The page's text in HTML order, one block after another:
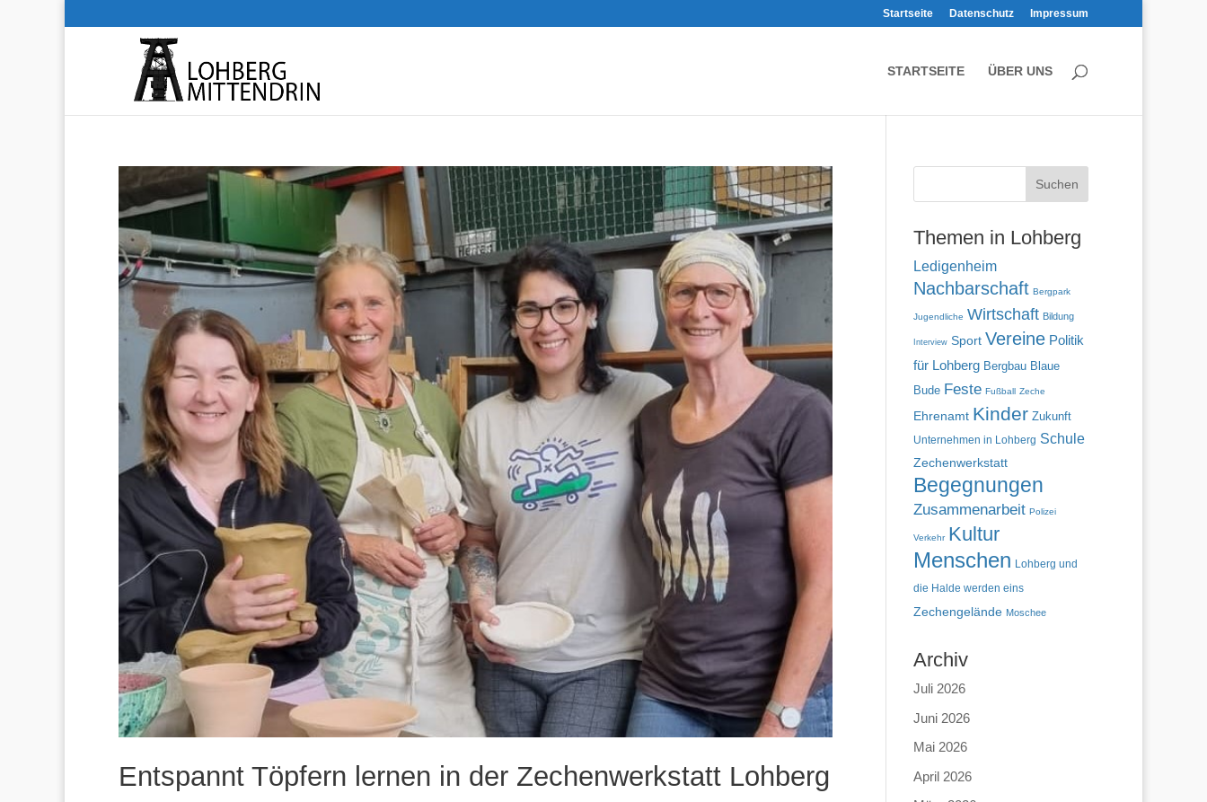
Startseite Datenschutz Impressum
STARTSEITE ÜBER UNS
Entspannt Töpfern lernen in der Zechenwerkstatt Lohberg
Themen in Lohberg
Ledigenheim
Nachbarschaft Bergpark
Jugendliche Wirtschaft Bildung
Interview Sport Vereine Politik
für Lohberg Bergbau Blaue
Bude Feste Fußball Zeche
Ehrenamt Kinder Zukunft
Unternehmen in Lohberg Schule
Zechenwerkstatt
Begegnungen
Zusammenarbeit Polizei
Verkehr Kultur
Menschen Lohberg und
die Halde werden eins
Zechengelände Moschee
Archiv
Juli 2026
Juni 2026
Mai 2026
April 2026